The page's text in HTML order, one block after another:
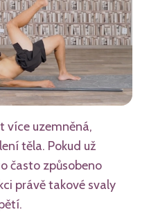
více uzemněná,
těla. Pokud už
často způsobeno
právě takové svaly